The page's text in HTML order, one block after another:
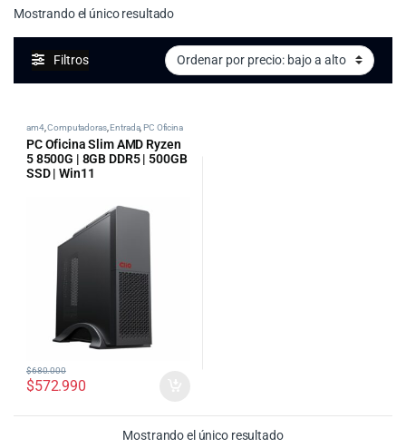
Mostrando el único resultado
Filtros
am4,Computadoras,Entrada,PC Oficina
PC Oficina Slim AMD Ryzen
5 8500G | 8GB DDR5 | 500GB
SSD | Win11
$572.990
$680.000
Mostrando el único resultado